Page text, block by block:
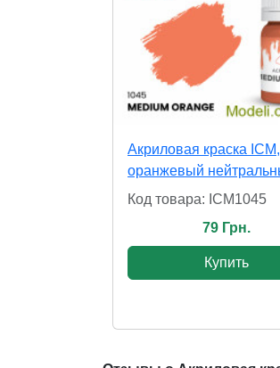
Акриловая краска ICM,
оранжевый
Код товара: ICM1045
79 Грн.
Купить